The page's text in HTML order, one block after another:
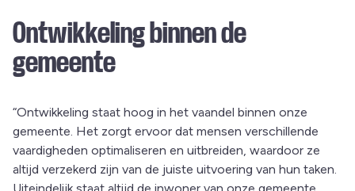
Ontwikkeling binnen de
gemeente
“Ontwikkeling staat hoog in het vaandel binnen onze
gemeente. Het zorgt ervoor dat mensen verschillende
vaardigheden optimaliseren en uitbreiden, waardoor ze
altijd verzekerd zijn van de juiste uitvoering van hun taken.
Uiteindelijk staat altijd de inwoner van onze gemeente